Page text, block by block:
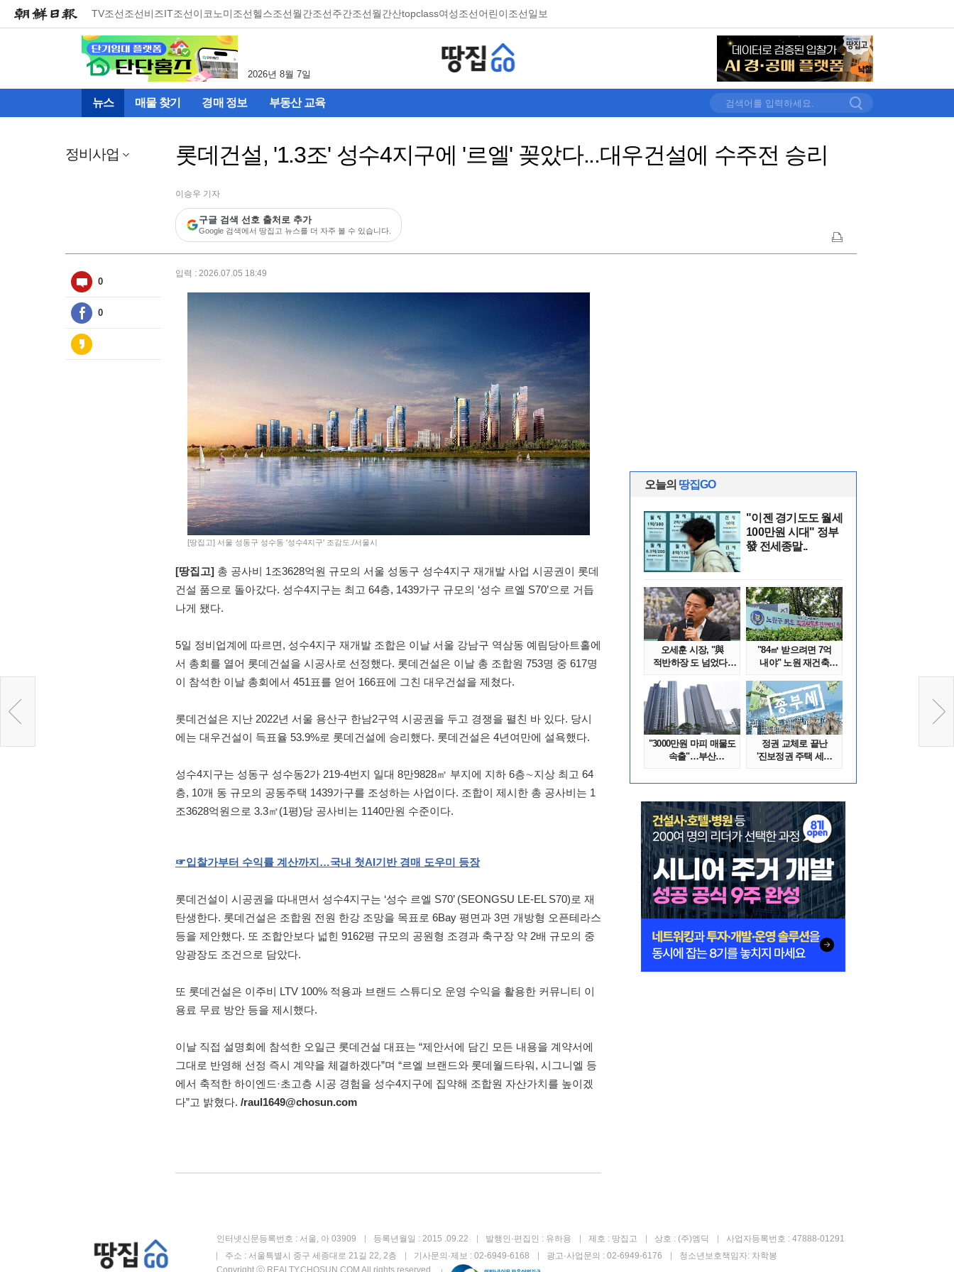
TV조선조선비즈IT조선이코노미조선헬스조선월간조선주간조선월간산topclass여성조선어린이조선일보
2026년 8월 7일
뉴스 매물 찾기 경매 정보 부동산 교육
정비사업 롯데건설, '1.3조' 성수4지구에 '르엘' 꽂았다...대우건설에 수주전 승리
이승우 기자
구글 검색 선호 출처로 추가
Google 검색에서 땅집고 뉴스를 더 자주 볼 수 있습니다.
0
0
입력 : 2026.07.05 18:49
[땅집고] 서울 성동구 성수동 '성수4지구' 조감도./서울시
[땅집고] 총 공사비 1조3628억원 규모의 서울 성동구 성수4지구 재개발 사업 시공권이 롯데
건설 품으로 돌아갔다. 성수4지구는 최고 64층, 1439가구 규모의 ‘성수 르엘 S70’으로 거듭
나게 됐다.
5일 정비업계에 따르면, 성수4지구 재개발 조합은 이날 서울 강남구 역삼동 예림당아트홀에
서 총회를 열어 롯데건설을 시공사로 선정했다. 롯데건설은 이날 총 조합원 753명 중 617명
이 참석한 이날 총회에서 451표를 얻어 166표에 그친 대우건설을 제쳤다.
롯데건설은 지난 2022년 서울 용산구 한남2구역 시공권을 두고 경쟁을 펼친 바 있다. 당시
에는 대우건설이 득표율 53.9%로 롯데건설에 승리했다. 롯데건설은 4년여만에 설욕했다.
성수4지구는 성동구 성수동2가 219-4번지 일대 8만9828㎡ 부지에 지하 6층∼지상 최고 64
층, 10개 동 규모의 공동주택 1439가구를 조성하는 사업이다. 조합이 제시한 총 공사비는 1
조3628억원으로 3.3㎡(1평)당 공사비는 1140만원 수준이다.
☞입찰가부터 수익률 계산까지…국내 첫AI기반 경매 도우미 등장
롯데건설이 시공권을 따내면서 성수4지구는 ‘성수 르엘 S70’ (SEONGSU LE-EL S70)로 재
탄생한다. 롯데건설은 조합원 전원 한강 조망을 목표로 6Bay 평면과 3면 개방형 오픈테라스
등을 제안했다. 또 조합안보다 넓힌 9162평 규모의 공원형 조경과 축구장 약 2배 규모의 중
앙광장도 조건으로 담았다.
또 롯데건설은 이주비 LTV 100% 적용과 브랜드 스튜디오 운영 수익을 활용한 커뮤니티 이
용료 무료 방안 등을 제시했다.
이날 직접 설명회에 참석한 오일근 롯데건설 대표는 “제안서에 담긴 모든 내용을 계약서에
그대로 반영해 선정 즉시 계약을 체결하겠다”며 “르엘 브랜드와 롯데월드타워, 시그니엘 등
에서 축적한 하이엔드·초고층 시공 경험을 성수4지구에 집약해 조합원 자산가치를 높이겠
다”고 밝혔다. /raul1649@chosun.com
오늘의 땅집GO
"이젠 경기도도 월세
100만원 시대" 정부
發 전세종말..
오세훈 시장, "與
적반하장 도 넘었다"
"84㎡ 받으려면 7억
내야" 노원 재건축
"3000만원 마피 매물도
속출"…부산
정권 교체로 끝난
'진보정권 주택 세금
인터넷신문등록번호 : 서울, 아 03909 등록년월일 : 2015 .09.22 발행인·편집인 : 유하용 제호 : 땅집고 상호 : (주)엠딕
사업자등록번호 : 47888-01291
주소 : 서울특별시 중구 세종대로 21길 22, 2층
기사문의·제보 : 02-6949-6168 광고·사업문의 : 02-6949-6176
청소년보호책임자: 차학봉
Copyright ⓒ REALTY.CHOSUN.COM All rights reserved.